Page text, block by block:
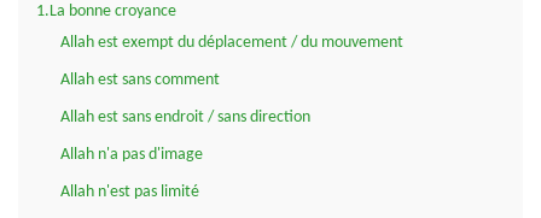
1.La bonne croyance
Allah est exempt du déplacement / du mouvement
Allah est sans comment
Allah est sans endroit / sans direction
Allah n'a pas d'image
Allah n'est pas limité